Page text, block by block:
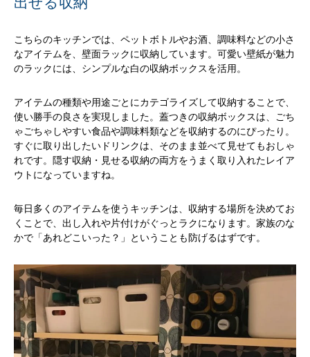
こちらのキッチンでは、ペットボトルやお酒、調味料などの小さ
なアイテムを、壁面ラックに収納しています。可愛い壁紙が魅力
のラックには、シンプルな白の収納ボックスを活用。
アイテムの種類や用途ごとにカテゴライズして収納することで、
使い勝手の良さを実現しました。蓋つきの収納ボックスは、ごち
ゃごちゃしやすい食品や調味料類などを収納するのにぴったり。
すぐに取り出したいドリンクは、そのまま並べて見せてもおしゃ
れです。隠す収納・見せる収納の両方をうまく取り入れたレイア
ウトになっていますね。
毎日多くのアイテムを使うキッチンは、収納する場所を決めてお
くことで、出し入れや片付けがぐっとラクになります。家族のな
かで「あれどこいった？」ということも防げるはずです。